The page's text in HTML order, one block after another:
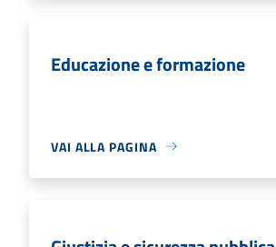
Educazione e formazione
VAI ALLA PAGINA